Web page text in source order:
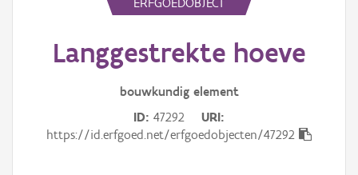
ErfgoedobjectLanggestrekte hoeve
bouwkundig element
ID 47292
URI
https://id.erfgoed.net/erfgoedobjecten/47292